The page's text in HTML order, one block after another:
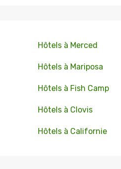
Hôtels à Merced
Hôtels à Mariposa
Hôtels à Fish Camp
Hôtels à Clovis
Hôtels à Californie